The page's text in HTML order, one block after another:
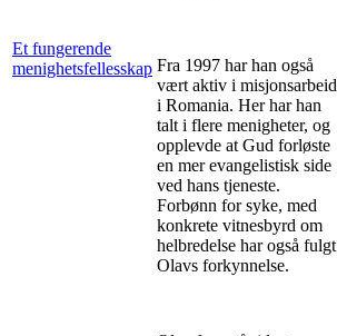
Et fungerende
menighetsfellesskap Fra 1997 har han også
vært aktiv i misjonsarbeid
i Romania. Her har han
talt i flere menigheter, og
opplevde at Gud forløste
en mer evangelistisk side
ved hans tjeneste.
Forbønn for syke, med
konkrete vitnesbyrd om
helbredelse har også fulgt
Olavs forkynnelse.